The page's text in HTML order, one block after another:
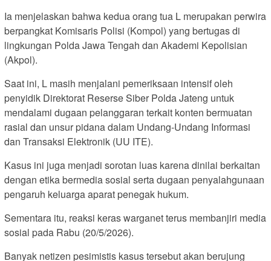
Ia menjelaskan bahwa kedua orang tua L merupakan perwira
berpangkat Komisaris Polisi (Kompol) yang bertugas di
lingkungan Polda Jawa Tengah dan Akademi Kepolisian
(Akpol).
Saat ini, L masih menjalani pemeriksaan intensif oleh
penyidik Direktorat Reserse Siber Polda Jateng untuk
mendalami dugaan pelanggaran terkait konten bermuatan
rasial dan unsur pidana dalam Undang-Undang Informasi
dan Transaksi Elektronik (UU ITE).
Kasus ini juga menjadi sorotan luas karena dinilai berkaitan
dengan etika bermedia sosial serta dugaan penyalahgunaan
pengaruh keluarga aparat penegak hukum.
Sementara itu, reaksi keras warganet terus membanjiri media
sosial pada Rabu (20/5/2026).
Banyak netizen pesimistis kasus tersebut akan berujung